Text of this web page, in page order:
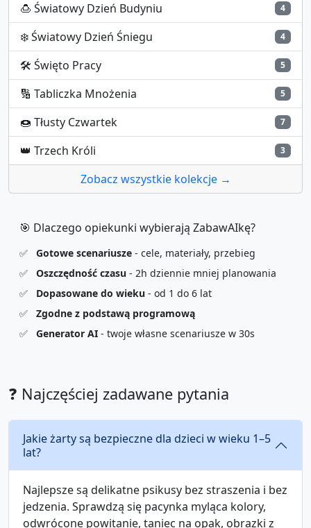
🍮 Światowy Dzień Budyniu 4
❄️Światowy Dzień Śniegu 4
🛠️ Święto Pracy 5
🔢 Tabliczka Mnożenia 5
🍩 Tłusty Czwartek 7
👑 Trzech Króli 3
Zobacz wszystkie kolekcje →
🎯 Dlaczego opiekunki wybierają ZabawAIkę?
✅ Gotowe scenariusze - cele, materiały, przebieg
✅
Oszczędność czasu - 2h dziennie mniej planowania
✅
Dopasowane do wieku - od 1 do 6 lat
✅
Zgodne z podstawą programową
✅
Generator AI - twoje własne scenariusze w 30s
❓ Najczęściej zadawane pytania
Jakie żarty są bezpieczne dla dzieci w wieku 1–5
lat?
Najlepsze są delikatne psikusy bez straszenia i bez
jedzenia. Sprawdzą się pacynka myląca kolory,
odwrócone powitanie, taniec na opak, obrazki z